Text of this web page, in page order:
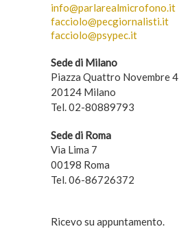
info@parlarealmicrofono.it
facciolo@pecgiornalisti.it
facciolo@psypec.it
Sede di Milano
Piazza Quattro Novembre 4
20124 Milano
Tel. 02-80889793
Sede di Roma
Via Lima 7
00198 Roma
Tel. 06-86726372
Ricevo su appuntamento.